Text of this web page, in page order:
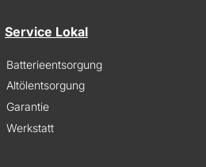
Service Lokal
Batterieentsorgung
Altölentsorgung
Garantie
Werkstatt